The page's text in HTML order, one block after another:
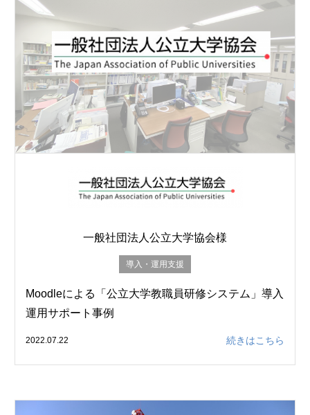
一般社団法人公立大学協会様
導入・運用支援
Moodleによる「公立大学教職員研修システム」導入
運用サポート事例
2022.07.22 続きはこちら